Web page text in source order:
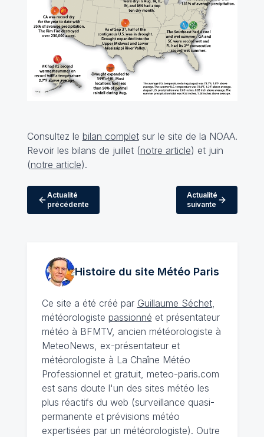
Consultez le bilan completsur le site de la NOAA.
Revoir les bilans de juillet (notre article) et juin
(notre article).
Actualité
précédente
Actualité
suivante
Histoire du site MétéoParis
Ce site a été créé par Guillaume Séchet,
météorologiste passionné et présentateur
météo à BFMTV, ancien météorologiste à
MeteoNews, ex-présentateur et
météorologiste à La Chaîne Météo
Professionnel et gratuit, meteo-paris.com
est sans doute l'un des sites météo les
plus réactifs du web (surveillance quasi-
permanente et prévisions météo
expertisées par un météorologiste). Outre